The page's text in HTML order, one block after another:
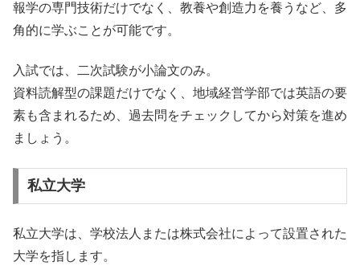
報学の専門技術だけでなく、教養や創造力を養うなど、多
角的に学ぶことが可能です。
入試では、二次試験が小論文のみ。
資料読解型の課題だけでなく、地域経営学部では英語の要
素も含まれるため、過去問をチェックしてから対策を進め
ましょう。
私立大学
私立大学は、学校法人または株式会社によって設置された
大学を指します。